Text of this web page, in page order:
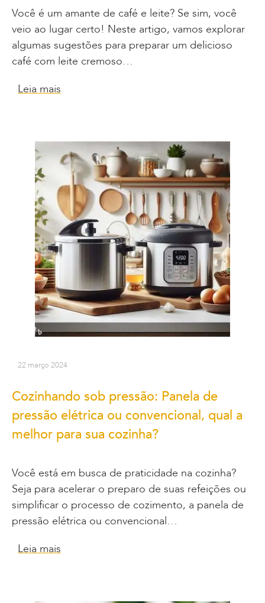
Você é um amante de café e leite? Se sim, você
veio ao lugar certo! Neste artigo, vamos explorar
algumas sugestões para preparar um delicioso
café com leite cremoso…
Leia mais
22 março 2024
Cozinhando sob pressão: Panela de
pressão elétrica ou convencional, qual a
melhor para sua cozinha?
Você está em busca de praticidade na cozinha?
Seja para acelerar o preparo de suas refeições ou
simplificar o processo de cozimento, a panela de
pressão elétrica ou convencional…
Leia mais